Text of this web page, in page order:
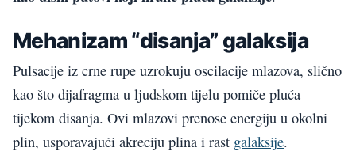
Mehanizam “disanja” galaksija
Pulsacije iz crne rupe uzrokuju oscilacije mlazova, slično
kao što dijafragma u ljudskom tijelu pomiče pluća
tijekom disanja. Ovi mlazovi prenose energiju u okolni
plin, usporavajući akreciju plina i rast galaksije.